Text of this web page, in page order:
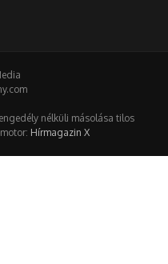
nélküli másolása tilos
Hírmagazin X